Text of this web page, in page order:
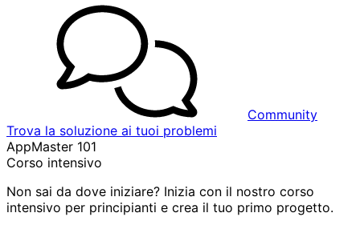
Community
Trova la soluzione ai tuoi problemi
AppMaster 101
Corso intensivo
Non sai da dove iniziare? Inizia con il nostro corso
intensivo per principianti e crea il tuo primo progetto.